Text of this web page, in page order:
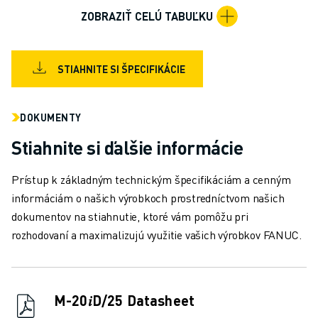
MANIPULÁCIA S MATERIÁLOM
BODOVÉ ZVÁRANIE
PRÍPADOVÉ ŠTÚDIE
ZÁKAZNÍCKY SERVIS
STAROSTLIVOSŤ O ZÁKAZNÍKOV
PLÁNY SPOLOČNOSTI FANUC
MIESTO A ÚDRŽBA
VZDIALENÁ TECHNICKÁ PODPORA
NÁHRADNÉ DIELY
NÁSTROJE DIGITÁLNYCH SLUŽIEB
SÚBORY NA SŤAHOVANIE » MYFANUC
ZOBRAZIŤ CELÚ TABUĽKU
STIAHNITE SI ŠPECIFIKÁCIE
DOKUMENTY
Stiahnite si ďalšie informácie
Prístup k základným technickým špecifikáciám a cenným
informáciám o našich výrobkoch prostredníctvom našich
dokumentov na stiahnutie, ktoré vám pomôžu pri
rozhodovaní a maximalizujú využitie vašich výrobkov FANUC.
M-20𝑖D/25 Datasheet